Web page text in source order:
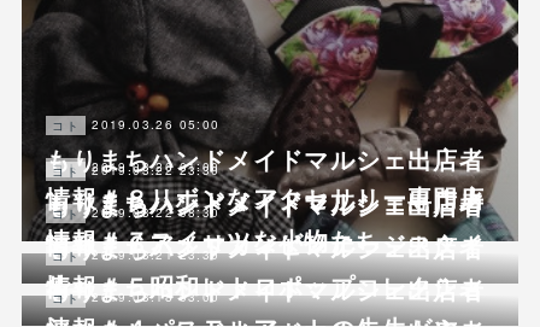
コト 2019.03.26 05:00
もりまちハンドメイドマルシェ出店者
情報＃８リボンなアクセサリー専門店
コト 2019.03.26 01:00
もりまちハンドメイドマルシェ出店者
情報＃７スイーツな小物たち
コト 2019.03.22 23:30
もりまちハンドメイドマルシェ出店者
情報＃６アメリカンビンテージスタイ
ル
コト 2019.03.22 08:30
もりまちハンドメイドマルシェ出店者
情報＃５昭和レトロポップコレクショ
コト 2019.03.21 23:30
もりまちハンドメイドマルシェ出店者
コト 2019.03.18 03:00